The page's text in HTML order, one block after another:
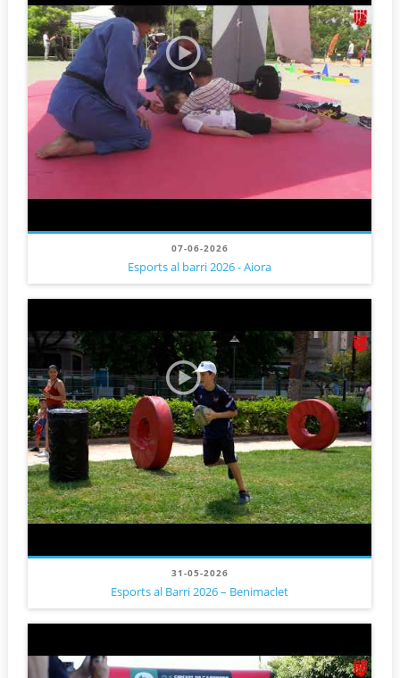
07-06-2026
Esports al barri 2026 - Aiora
31-05-2026
Esports al Barri 2026 – Benimaclet